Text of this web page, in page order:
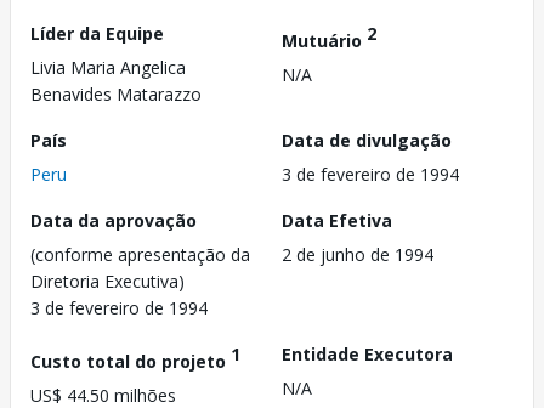
Líder da Equipe
Livia Maria Angelica
Benavides Matarazzo
Mutuário 2
N/A
País
Peru
Data de divulgação
3 de fevereiro de 1994
Data da aprovação
(conforme apresentação da
Diretoria Executiva)
3 de fevereiro de 1994
Data Efetiva
2 de junho de 1994
Custo total do projeto 1
US$ 44.50 milhões
Entidade Executora
N/A